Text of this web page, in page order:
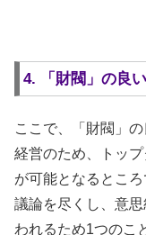
4. 「財閥」の良
ここで、「財閥」
経営のため、トッ
が可能となるとこ
議論を尽くし、意
われるため1つのこ